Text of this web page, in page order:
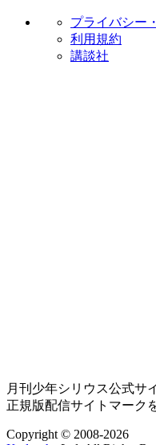
プライバシー
利用規約
講談社
月刊少年シリウス公式サ
正規版配信サイトマーク
Copyright © 2008-2026